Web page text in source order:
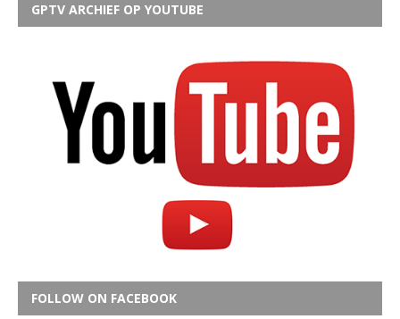
GPTV ARCHIEF OP YOUTUBE
FOLLOW ON FACEBOOK